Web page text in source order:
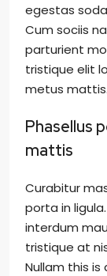
egestas
Cum sociis
parturient
tristique elit
metus mattis.
Phasellus
mattis
Curabitur
porta in
interdum
tristique at
Nullam this is